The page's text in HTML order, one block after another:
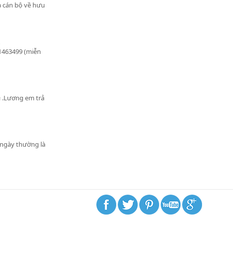
cán bộ về hưu
(miễn
.Lương em trả
thường là